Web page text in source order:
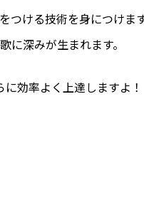
つける技術を身につけます
に深みが生まれます。
効率よく上達しますよ！